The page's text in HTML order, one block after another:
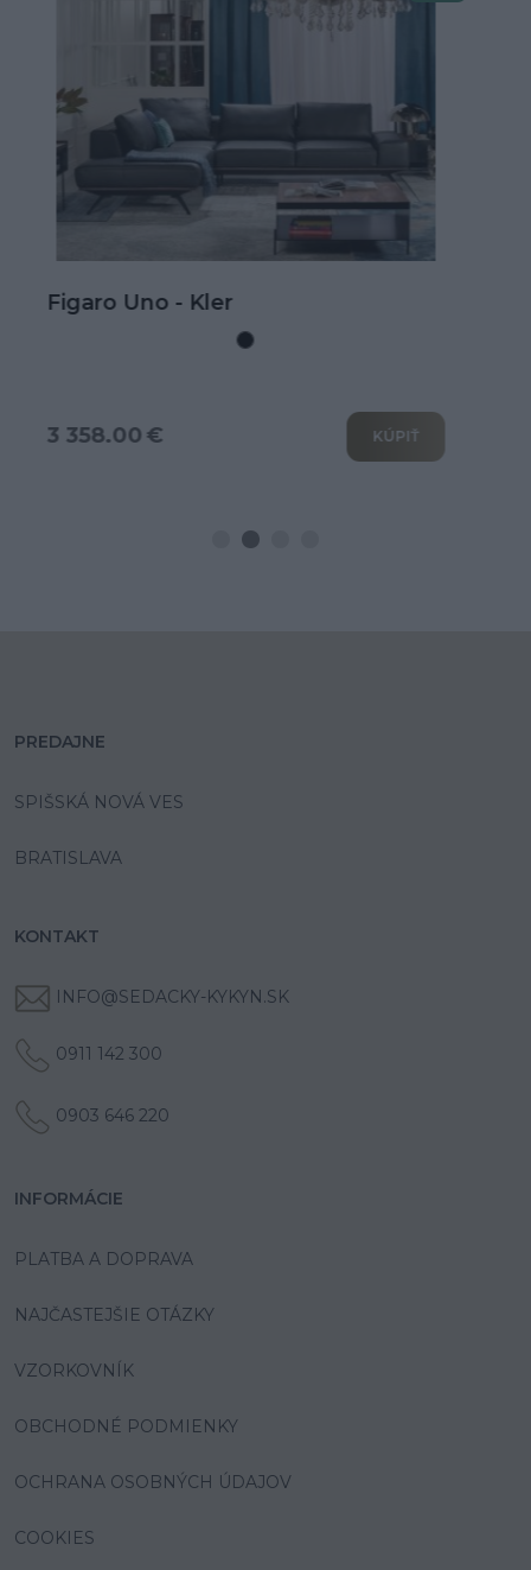
Doprava zdarma
Kožená rohová sedačka Goya s
rozkladom na spanie
3 802.00 € KÚPIŤ
PREDAJNE
SPIŠSKÁ NOVÁ VES
BRATISLAVA
KONTAKT
INFO@SEDACKY-KYKYN.SK
0911 142 300
0903 646 220
INFORMÁCIE
PLATBA A DOPRAVA
NAJČASTEJŠIE OTÁZKY
VZORKOVNÍK
OBCHODNÉ PODMIENKY
OCHRANA OSOBNÝCH ÚDAJOV
COOKIES